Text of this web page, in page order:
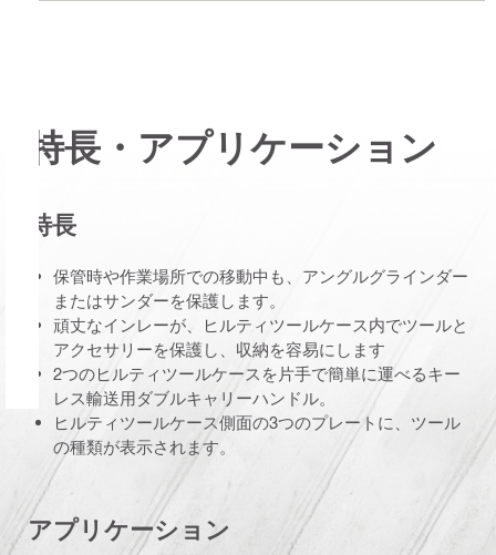
特長・アプリケーション
特長
保管時や作業場所での移動中も、アングルグラインダー
またはサンダーを保護します。
頑丈なインレーが、ヒルティツールケース内でツールと
アクセサリーを保護し、収納を容易にします
2つのヒルティツールケースを片手で簡単に運べるキー
レス輸送用ダブルキャリーハンドル。
ヒルティツールケース側面の3つのプレートに、ツール
の種類が表示されます。
アプリケーション